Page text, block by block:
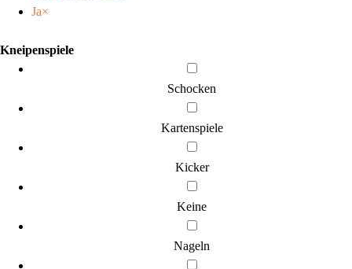
Ja×
Kneipenspiele
Schocken
Kartenspiele
Kicker
Keine
Nageln